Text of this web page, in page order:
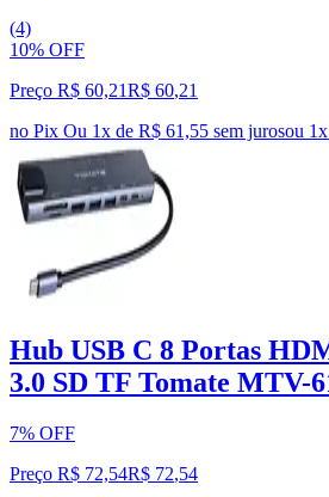
(4)
10% OFF
Preço R$ 60,21R$ 60,21
no Pix Ou 1x de R$ 61,55 sem jurosou 1
Hub USB C 8 Portas
3.0 SD TF Tomate MTV-
7% OFF
Preço R$ 72,54R$ 72,54